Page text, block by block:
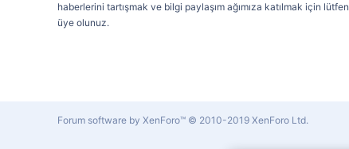
haberlerini tartışmak ve bilgi paylaşım ağımıza katılmak için lütfen
üye olunuz.
Forum software by XenForo™ © 2010-2019 XenForo Ltd.